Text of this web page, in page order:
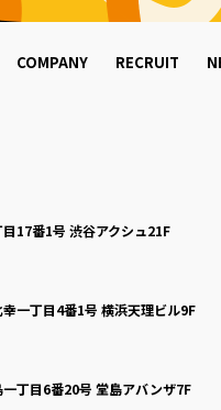
COMPANY RECRUIT
17番1号 渋谷アクシュ21F
一丁目4番1号 横浜天理ビル9F
丁目6番20号 堂島アバンザ7F